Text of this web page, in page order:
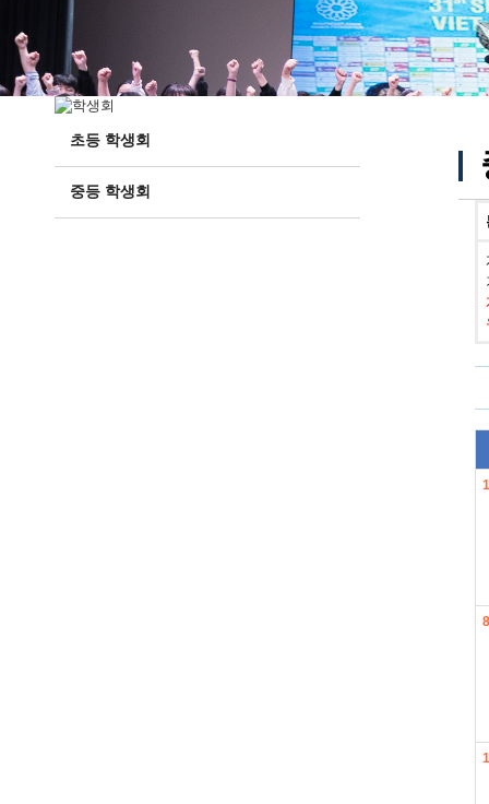
위치/전화
전경사진
초등 학생회
중등 학생회
1
8